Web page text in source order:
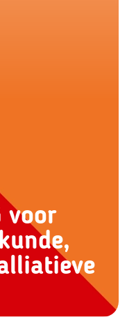
voor